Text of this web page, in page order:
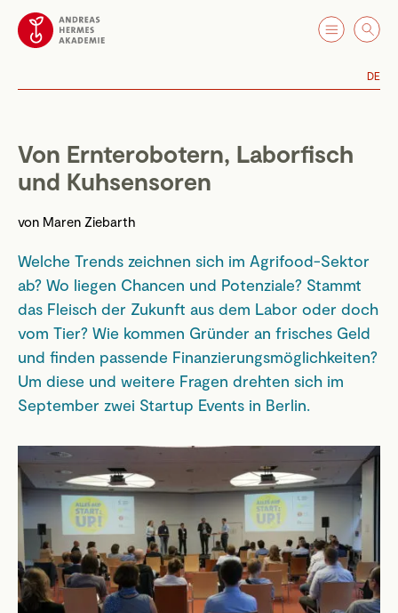
DE
Von Ernterobotern, Laborfisch
und Kuhsensoren
von Maren Ziebarth
Welche Trends zeichnen sich im Agrifood-Sektor
ab? Wo liegen Chancen und Potenziale? Stammt
das Fleisch der Zukunft aus dem Labor oder doch
vom Tier? Wie kommen Gründer an frisches Geld
und finden passende Finanzierungsmöglichkeiten?
Um diese und weitere Fragen drehten sich im
September zwei Startup Events in Berlin.